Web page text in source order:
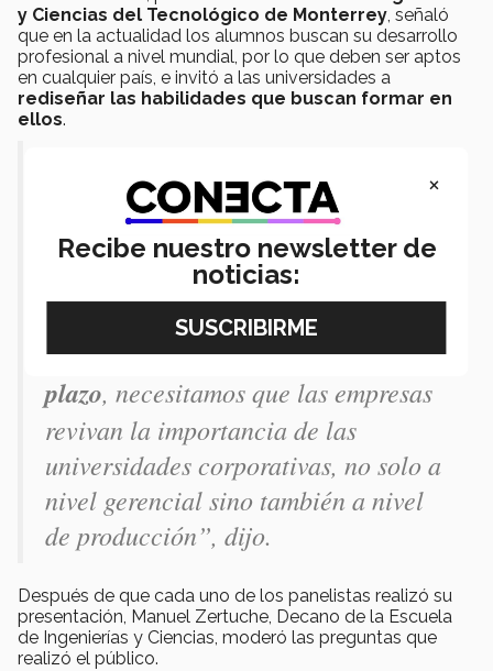
y Ciencias del Tecnológico de Monterrey, señaló
que en la actualidad los alumnos buscan su desarrollo
profesional a nivel mundial, por lo que deben ser aptos
en cualquier país, e invitó a las universidades a
rediseñar las habilidades que buscan formar en
ellos.
industria que soncapaces de resolver
problemasy queson lo
suficientemente competentes
necesitamos estar preparados para
formarlos en habilidades a largo
plazo, necesitamos que las empresas
revivan la importancia de las
universidades corporativas, no solo a
nivel gerencial sino también a nivel
de producción”, dijo.
Después de que cada uno de los panelistas realizó su
presentación, Manuel Zertuche, Decano de la Escuela
de Ingenierías y Ciencias, moderó las preguntas que
realizó el público.
×
Recibe nuestro newsletter de
noticias: